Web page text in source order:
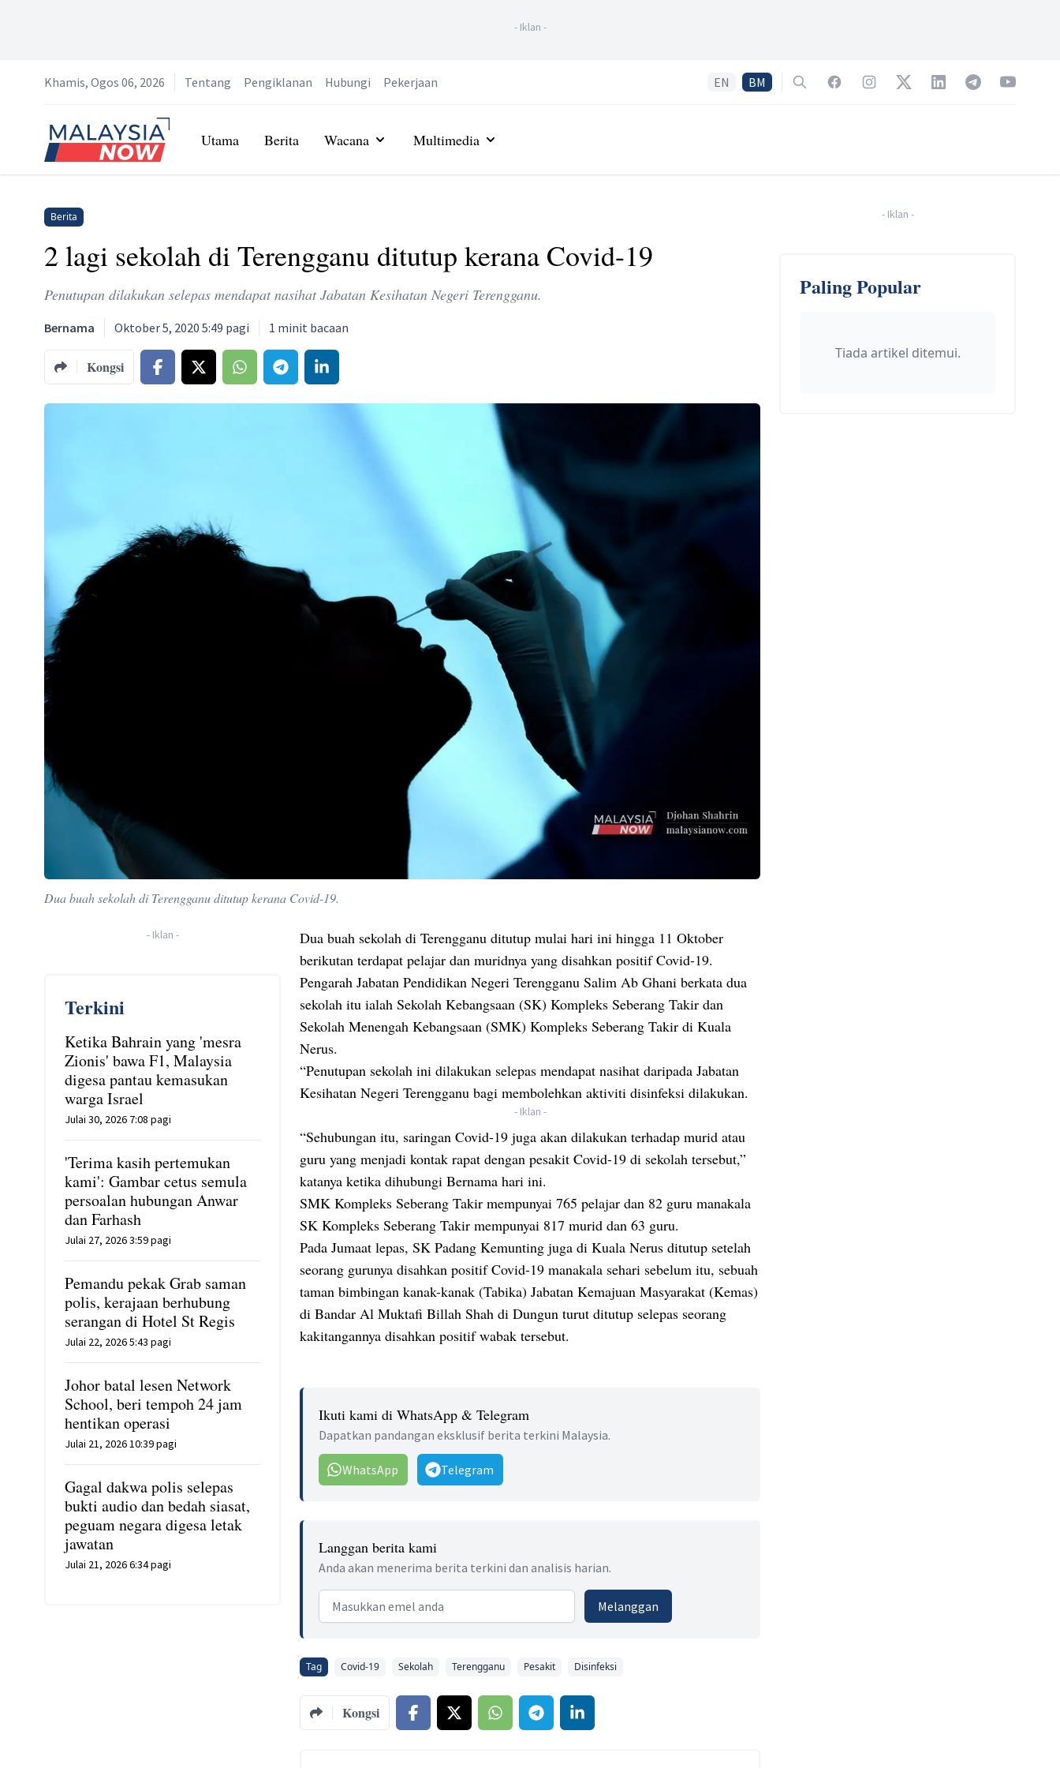
- Iklan -
Khamis, Ogos 06, 2026 Tentang Pengiklanan Hubungi Pekerjaan EN BM SearchFacebookInstagramTwitterLinkedInTelegramYouTube
Home
Utama Berita Wacana Multimedia
Berita
2 lagi sekolah di Terengganu ditutup kerana Covid-19
Penutupan dilakukan selepas mendapat nasihat Jabatan Kesihatan Negeri Terengganu.
Bernama Oktober 5, 2020 5:49 pagi 1 minit bacaan
Kongsi
Dua buah sekolah di Terengganu ditutup kerana Covid-19.
- Iklan -
Terkini
Ketika Bahrain yang 'mesra
Zionis' bawa F1, Malaysia
digesa pantau kemasukan
warga Israel
Julai 30, 2026 7:08 pagi
'Terima kasih pertemukan
kami': Gambar cetus semula
persoalan hubungan Anwar
dan Farhash
Julai 27, 2026 3:59 pagi
Pemandu pekak Grab saman
polis, kerajaan berhubung
serangan di Hotel St Regis
Julai 22, 2026 5:43 pagi
Johor batal lesen Network
School, beri tempoh 24 jam
hentikan operasi
Julai 21, 2026 10:39 pagi
Gagal dakwa polis selepas
bukti audio dan bedah siasat,
peguam negara digesa letak
jawatan
Julai 21, 2026 6:34 pagi
Dua buah sekolah di Terengganu ditutup mulai hari ini hingga 11 Oktober
berikutan terdapat pelajar dan muridnya yang disahkan positif Covid-19.
Pengarah Jabatan Pendidikan Negeri Terengganu Salim Ab Ghani berkata dua
sekolah itu ialah Sekolah Kebangsaan (SK) Kompleks Seberang Takir dan
Sekolah Menengah Kebangsaan (SMK) Kompleks Seberang Takir di Kuala
Nerus.
“Penutupan sekolah ini dilakukan selepas mendapat nasihat daripada Jabatan
Kesihatan Negeri Terengganu bagi membolehkan aktiviti disinfeksi dilakukan.
- Iklan -
“Sehubungan itu, saringan Covid-19 juga akan dilakukan terhadap murid atau
guru yang menjadi kontak rapat dengan pesakit Covid-19 di sekolah tersebut,”
katanya ketika dihubungi Bernama hari ini.
SMK Kompleks Seberang Takir mempunyai 765 pelajar dan 82 guru manakala
SK Kompleks Seberang Takir mempunyai 817 murid dan 63 guru.
Pada Jumaat lepas, SK Padang Kemunting juga di Kuala Nerus ditutup setelah
seorang gurunya disahkan positif Covid-19 manakala sehari sebelum itu, sebuah
taman bimbingan kanak-kanak (Tabika) Jabatan Kemajuan Masyarakat (Kemas)
di Bandar Al Muktafi Billah Shah di Dungun turut ditutup selepas seorang
kakitangannya disahkan positif wabak tersebut.
Ikuti kami di WhatsApp & Telegram
Dapatkan pandangan eksklusif berita terkini Malaysia.
WhatsApp Telegram
Langgan berita kami
Anda akan menerima berita terkini dan analisis harian.
Email address Melanggan
Tag Covid-19 Sekolah Terengganu Pesakit Disinfeksi
Kongsi
- Iklan -
Paling Popular
Tiada artikel ditemui.